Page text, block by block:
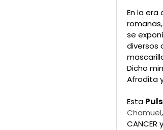
En la
se
diversos
Dicho
Afrodita
Esta
Chamuel
CANCER